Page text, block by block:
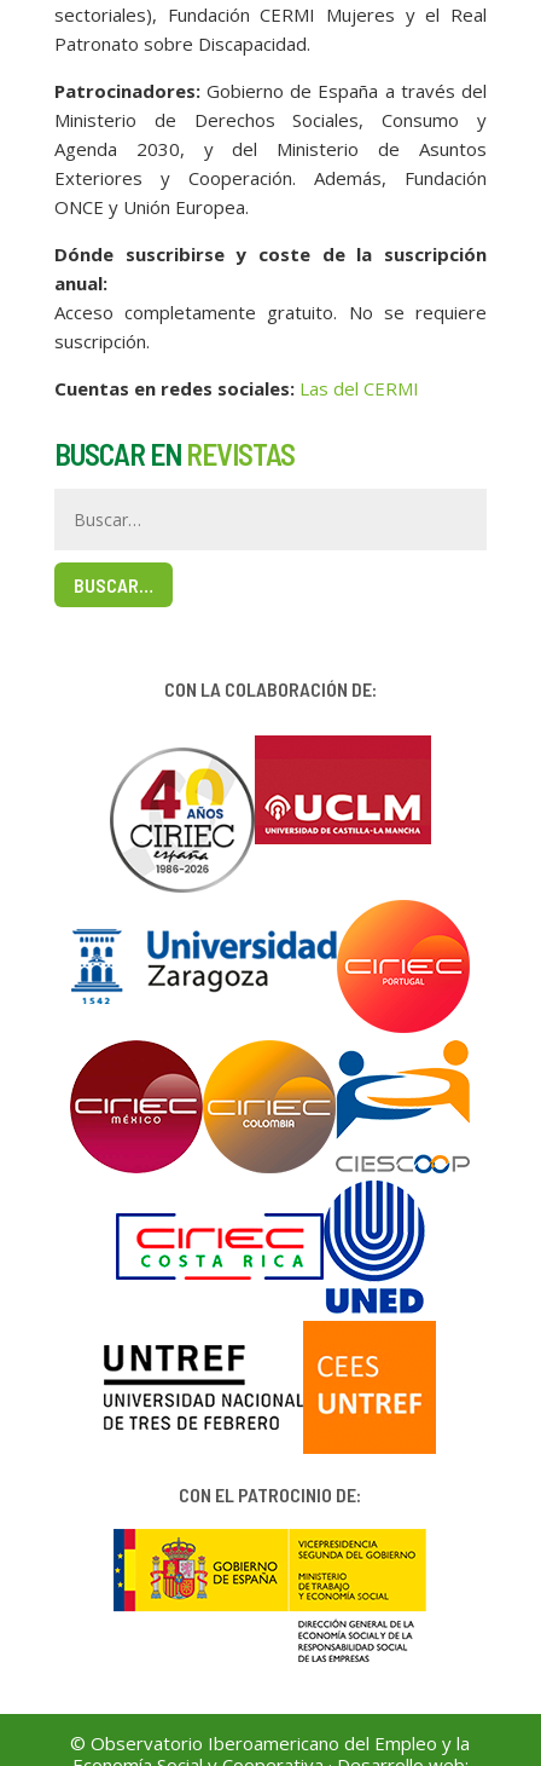
sectoriales), Fundación CERMI Mujeres y el Real
Patronato sobre Discapacidad.
Patrocinadores:Gobierno de España a través del
Ministerio de Derechos Sociales, Consumo y
Agenda 2030, y del Ministerio de Asuntos
Exteriores y Cooperación. Además, Fundación
ONCE y Unión Europea.
Dónde suscribirse y coste de la suscripción
anual:
Acceso completamente gratuito. No se requiere
suscripción.
Cuentas en redes sociales: Las del CERMI
BUSCAR EN REVISTAS
BUSCAR…
CON LA COLABORACIÓN DE:
CON EL PATROCINIO DE:
© Observatorio Iberoamericano del Empleo y la